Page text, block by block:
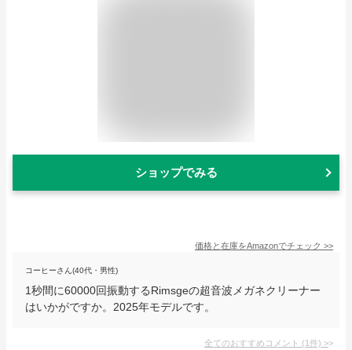
ショップでみる
価格と在庫をAmazonでチェック >>
コーヒーさん(40代・男性)
1秒間に60000回振動するRimsgeの超音波メガネクリーナー
はいかがですか。2025年モデルです。
全てのおすすめコメント (1件) >